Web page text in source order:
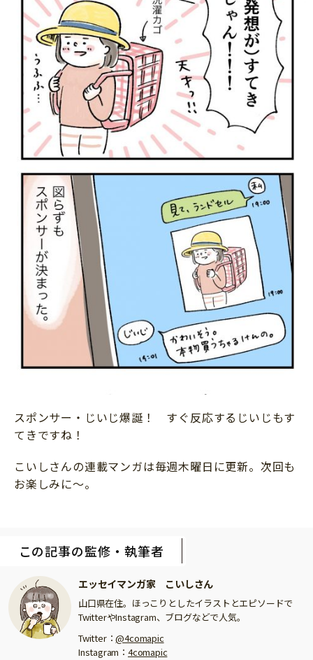
スポンサー・じいじ爆誕！ すぐ反応するじいじもす
てきですね！
こいしさんの連載マンガは毎週木曜日に更新。次回も
お楽しみに～。
この記事の監修・執筆者
エッセイマンガ家 こいしさん
山口県在住。ほっこりとしたイラストとエピソードで
TwitterやInstagram、ブログなどで人気。
Twitter：@4comapic
Instagram： 4comapic